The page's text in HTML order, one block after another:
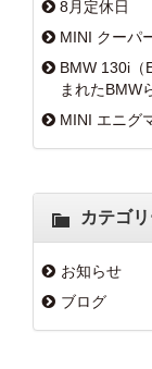
8月定休日
MINI クーパ
BMW 130i（
まれたBMW
MINI エニグ
カテゴ
お知らせ
ブログ